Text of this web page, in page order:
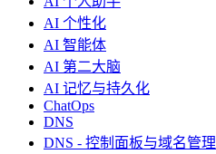
AI 个性化
AI 智能体
AI 第二大脑
AI 记忆与持久化
ChatOps
DNS
DNS - 控制面板与域名管理